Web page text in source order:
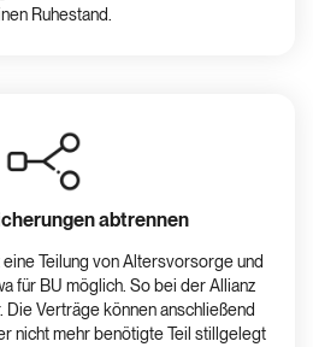
Ruhestand.
abtrennen
Teilung von Altersvorsorge und
für BU möglich. So bei der Allianz
Verträge können anschließend
nicht mehr benötigte Teil stillgelegt